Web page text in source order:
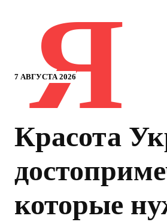
7 АВГУСТА 2026
Я
Красота
которые